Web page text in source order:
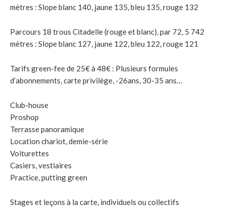
mètres : Slope blanc 140, jaune 135, bleu 135, rouge 132
Parcours 18 trous Citadelle (rouge et blanc), par 72, 5 742
mètres : Slope blanc 127, jaune 122, bleu 122, rouge 121
Tarifs green-fee de 25€ à 48€ : Plusieurs formules
d’abonnements, carte privilège, -26ans, 30-35 ans…
Club-house
Proshop
Terrasse panoramique
Location chariot, demie-série
Voiturettes
Casiers, vestiaires
Practice, putting green
Stages et leçons à la carte, individuels ou collectifs